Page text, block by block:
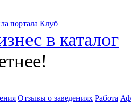
портала Клуб
в каталог
Отзывы о заведениях Работа